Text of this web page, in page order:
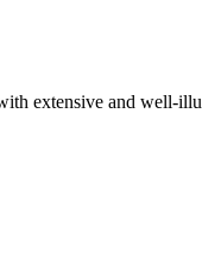
extensive and well-